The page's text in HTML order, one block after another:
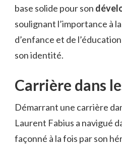
base solide pour son
soulignant l’importance à
d’enfance et de
son identité.
Carrière dans
Démarrant une carrière
Laurent Fabius a navigué
façonné à la fois par son